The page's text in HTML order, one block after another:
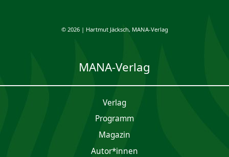
© 2026 | Hartmut Jäcksch, MANA-Verlag
MANA-Verlag
Verlag
Programm
Magazin
Autor*innen